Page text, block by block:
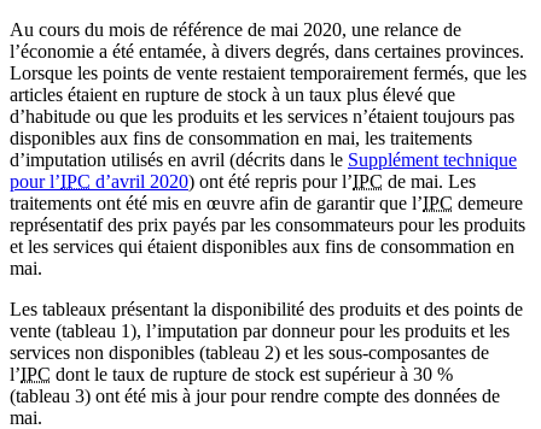
Au cours du mois de référence de mai 2020, une relance de
l’économie a été entamée, à divers degrés, dans certaines provinces.
Lorsque les points de vente restaient temporairement fermés, que les
articles étaient en rupture de stock à un taux plus élevé que
d’habitude ou que les produits et les services n’étaient toujours pas
disponibles aux fins de consommation en mai, les traitements
d’imputation utilisés en avril (décrits dans le Supplément technique
pour l’IPC d’avril 2020) ont été repris pour l’IPC de mai. Les
traitements ont été mis en œuvre afin de garantir que l’IPC demeure
représentatif des prix payés par les consommateurs pour les produits
et les services qui étaient disponibles aux fins de consommation en
mai.
Les tableaux présentant la disponibilité des produits et des points de
vente (tableau 1), l’imputation par donneur pour les produits et les
services non disponibles (tableau 2) et les sous-composantes de
l’IPC dont le taux de rupture de stock est supérieur à 30 %
(tableau 3) ont été mis à jour pour rendre compte des données de
mai.